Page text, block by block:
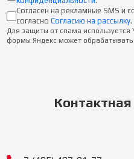
Согласен на рекламные SMS и
согласно Согласию на рассылку.
Для защиты от спама
формы Яндекс может обрабатывать